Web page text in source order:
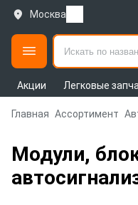
Москва
Акции Легковые
Главная Ассортимент
Модули,